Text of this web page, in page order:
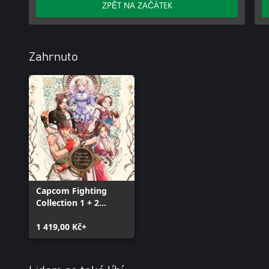
ZPĚT NA ZAČÁTEK
Zahrnuto
Capcom Fighting
Collection 1 + 2
1 419,00 Kč+